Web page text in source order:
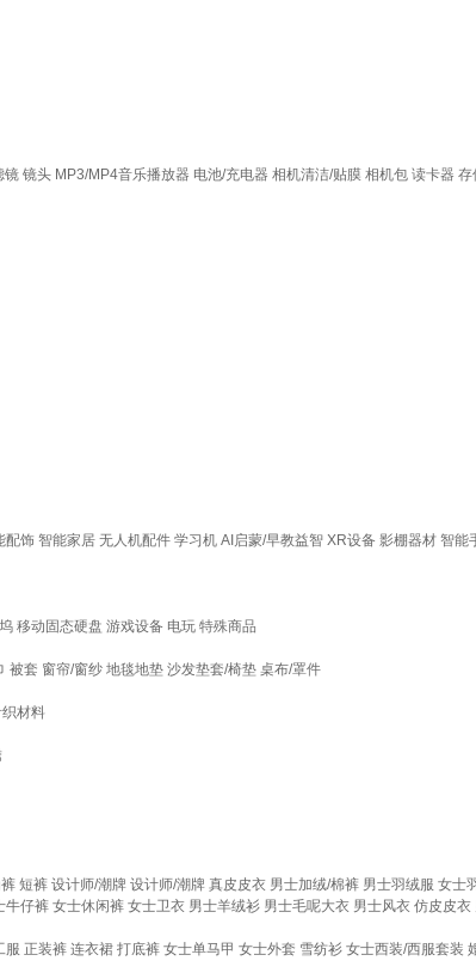
镜 镜头 MP3/MP4音乐播放器 电池/充电器 相机清洁/贴膜 相机包 读卡器 存
配饰 智能家居 无人机配件 学习机 AI启蒙/早教益智 XR设备 影棚器材 智能
移动固态硬盘 游戏设备 电玩 特殊商品
被套 窗帘/窗纱 地毯地垫 沙发垫套/椅垫 桌布/罩件
材料
短裤 设计师/潮牌 设计师/潮牌 真皮皮衣 男士加绒/棉裤 男士羽绒服 女士
牛仔裤 女士休闲裤 女士卫衣 男士羊绒衫 男士毛呢大衣 男士风衣 仿皮皮衣
服 正装裤 连衣裙 打底裤 女士单马甲 女士外套 雪纺衫 女士西装/西服套装